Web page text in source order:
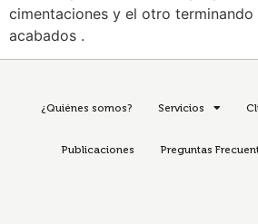
cimentaciones y el otro
acabados .
¿Quiénes somos? Servicios
Publicaciones Preguntas